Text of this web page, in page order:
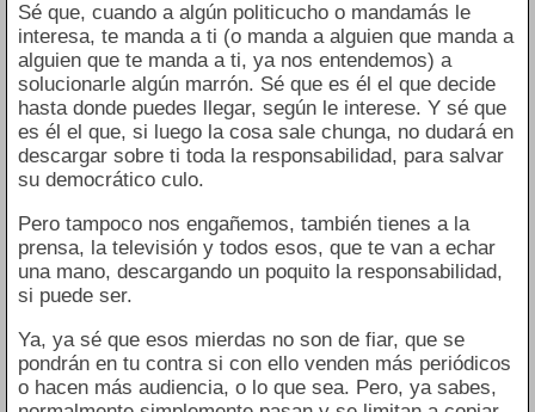
Sé que, cuando a algún politicucho o mandamás le
interesa, te manda a ti (o manda a alguien que manda a
alguien que te manda a ti, ya nos entendemos) a
solucionarle algún marrón. Sé que es él el que decide
hasta donde puedes llegar, según le interese. Y sé que
es él el que, si luego la cosa sale chunga, no dudará en
descargar sobre ti toda la responsabilidad, para salvar
su democrático culo.
Pero tampoco nos engañemos, también tienes a la
prensa, la televisión y todos esos, que te van a echar
una mano, descargando un poquito la responsabilidad,
si puede ser.
Ya, ya sé que esos mierdas no son de fiar, que se
pondrán en tu contra si con ello venden más periódicos
o hacen más audiencia, o lo que sea. Pero, ya sabes,